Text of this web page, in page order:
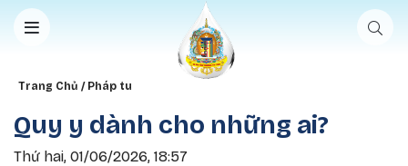
Nhảy đến nội dung
Breadcrumb
Trang Chủ Pháp tu
Quy y dành cho những ai?
Thứ hai, 01/06/2026, 18:57